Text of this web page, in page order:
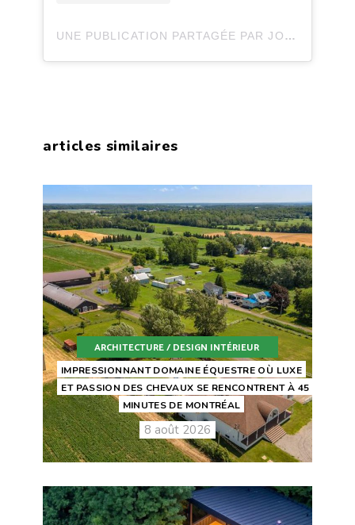
UNE PUBLICATION PARTAGÉE PAR JOLI JOLI DESIGN (@JOLIJOLIDESIGN)
articles similaires
ARCHITECTURE / DESIGN INTÉRIEUR
IMPRESSIONNANT DOMAINE ÉQUESTRE OÙ LUXE
ET PASSION DES CHEVAUX SE RENCONTRENT À 45
MINUTES DE MONTRÉAL
8 août 2026